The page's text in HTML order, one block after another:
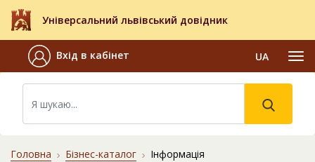
Універсальний львівський довідник
Вхід в кабінет UA
Головна Бізнес-каталог Інформація